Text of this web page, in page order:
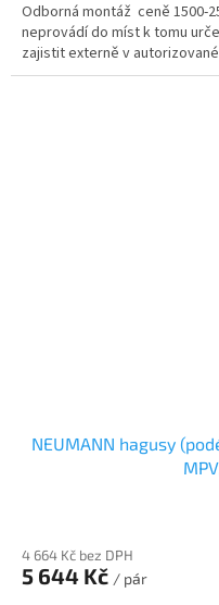
Odborná montáž ceně 1500-
neprovádí do míst k tomu
zajistit externě v
NEUMANN hagusy
4 664 Kč bez DPH
5 644 Kč / pár